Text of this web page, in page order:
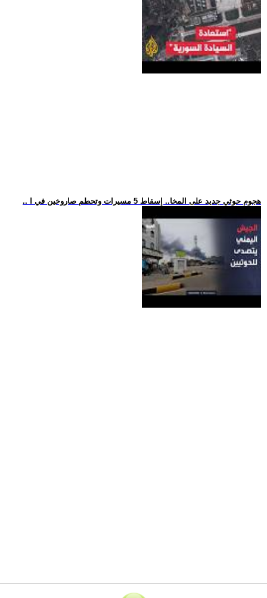
.. هجوم حوثي جديد على المخا.. إسقاط 5 مسيرات وتحطم صاروخين في ا